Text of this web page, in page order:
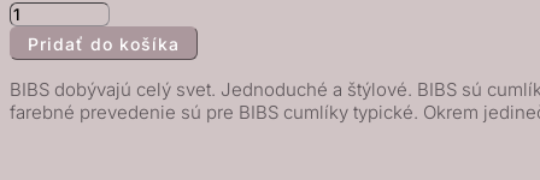
množstvo
BIBS
Lux
Pridať do košíka
BIBS dobývajú celý svet. Jednoduché a štýlové. BIBS sú
farebné prevedenie sú pre BIBS cumlíky typické. Okrem